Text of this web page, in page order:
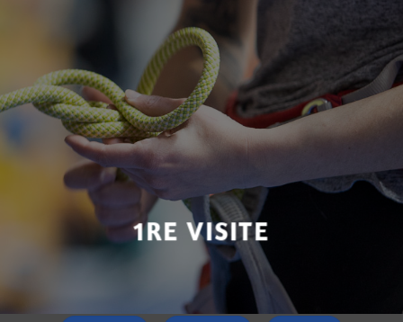
1RE VISITE